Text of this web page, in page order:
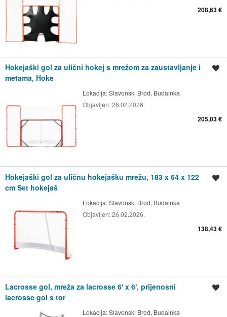
208,63 €
Hokejaški gol za ulični hokej s mrežom za zaustavljanje i
metama, Hoke
Lokacija:Slavonski Brod, Budainka
Objavljen:26.02.2026.
205,03 €
Hokejaški gol za uličnu hokejašku mrežu, 183 x 64 x 122
cm Set hokejaš
Lokacija:Slavonski Brod, Budainka
Objavljen:26.02.2026.
138,43 €
Lacrosse gol, mreža za lacrosse 6′ x 6′, prijenosni
lacrosse gol s tor
Lokacija:Slavonski Brod, Budainka